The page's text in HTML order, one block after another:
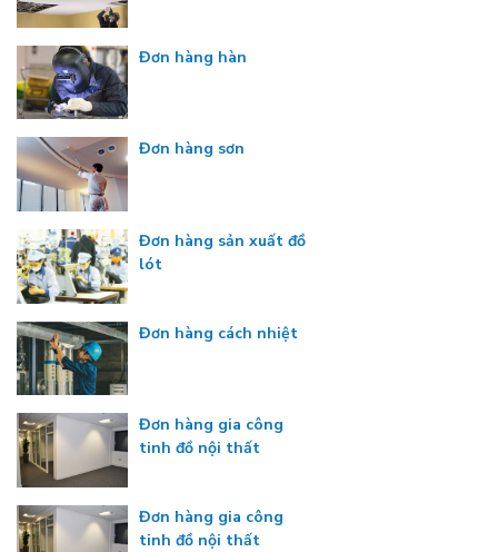
Đơn hàng hàn
Đơn hàng sơn
Đơn hàng sản xuất đồ
lót
Đơn hàng cách nhiệt
Đơn hàng gia công
tinh đồ nội thất
Đơn hàng gia công
tinh đồ nội thất